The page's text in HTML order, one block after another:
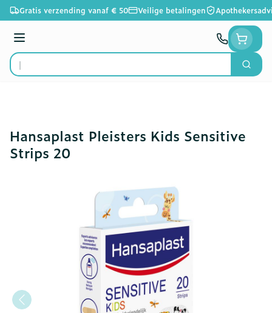
Ga naar de inhoud
Gratis verzending vanaf € 50 Veilige betalingen
Menu
Product, merk, categorie...
Zoek
Hansaplast Pleisters Kids Sensitive
Strips 20